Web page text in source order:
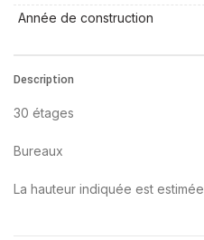
Année de construction
Description
30 étages
Bureaux
La hauteur indiquée est estimée